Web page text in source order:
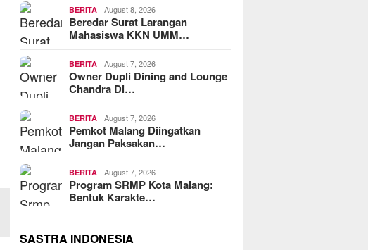
BERITA August 8, 2026
Beredar Surat Larangan
Mahasiswa KKN UMM…
BERITA August 7, 2026
Owner Dupli Dining and Lounge
Chandra Di…
BERITA August 7, 2026
Pemkot Malang Diingatkan
Jangan Paksakan…
BERITA August 7, 2026
Program SRMP Kota Malang:
Bentuk Karakte…
SASTRA INDONESIA